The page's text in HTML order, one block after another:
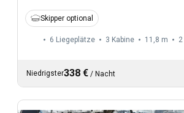
Skipper optional
6 Liegeplätze 3 Kabine 11,8 m 2
Niedrigster338 € / Nacht